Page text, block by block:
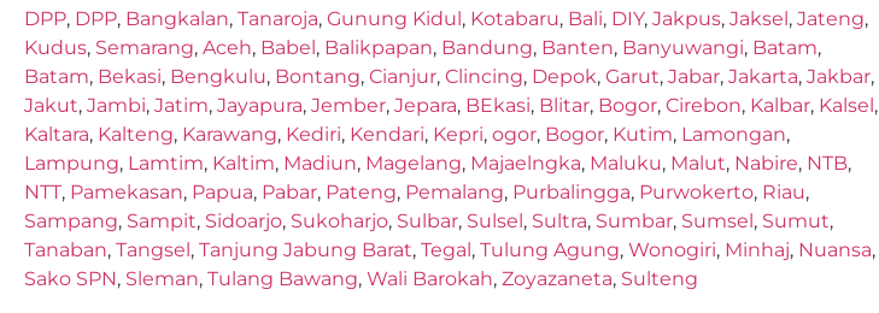
DPP, DPP, Bangkalan, Tanaroja, Gunung Kidul, Kotabaru, Bali, DIY, Jakpus, Jaksel, Jateng,
Kudus, Semarang, Aceh, Babel, Balikpapan, Bandung, Banten, Banyuwangi, Batam,
Batam, Bekasi, Bengkulu, Bontang, Cianjur, Clincing, Depok, Garut, Jabar, Jakarta, Jakbar,
Jakut, Jambi, Jatim, Jayapura, Jember, Jepara, BEkasi, Blitar, Bogor, Cirebon, Kalbar, Kalsel,
Kaltara, Kalteng, Karawang, Kediri, Kendari, Kepri, ogor, Bogor, Kutim, Lamongan,
Lampung, Lamtim, Kaltim, Madiun, Magelang, Majaelngka, Maluku, Malut, Nabire, NTB,
NTT, Pamekasan, Papua, Pabar, Pateng, Pemalang, Purbalingga, Purwokerto, Riau,
Sampang, Sampit, Sidoarjo, Sukoharjo, Sulbar, Sulsel, Sultra, Sumbar, Sumsel, Sumut,
Tanaban, Tangsel, Tanjung Jabung Barat, Tegal, Tulung Agung, Wonogiri, Minhaj, Nuansa,
Sako SPN, Sleman, Tulang Bawang, Wali Barokah, Zoyazaneta, Sulteng